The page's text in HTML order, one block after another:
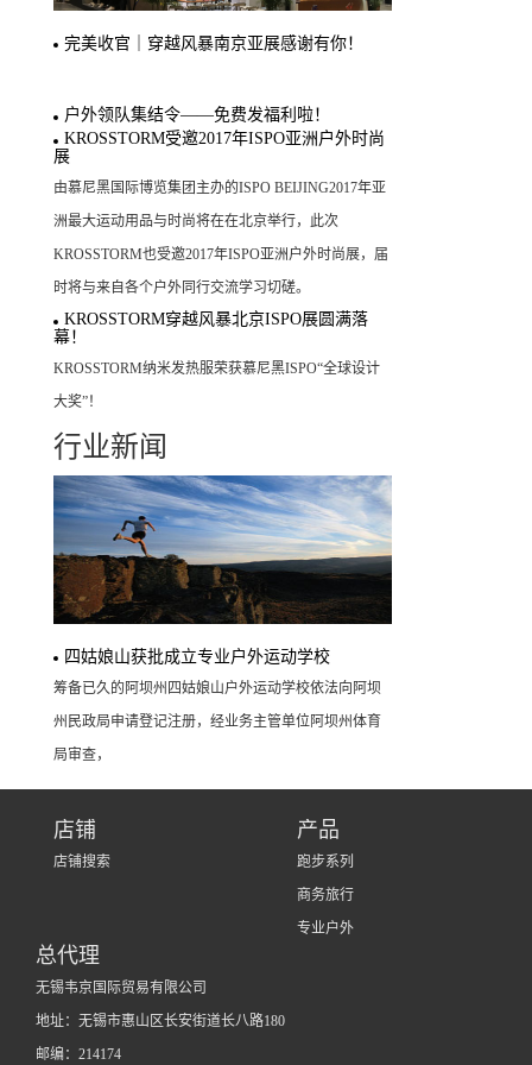
完美收官｜穿越风暴南京亚展感谢有你！
户外领队集结令——免费发福利啦！
KROSSTORM受邀2017年ISPO亚洲户外时尚
展
由慕尼黑国际博览集团主办的ISPO BEIJING2017年亚
洲最大运动用品与时尚将在在北京举行，此次
KROSSTORM也受邀2017年ISPO亚洲户外时尚展，届
时将与来自各个户外同行交流学习切磋。
KROSSTORM穿越风暴北京ISPO展圆满落
幕！
KROSSTORM纳米发热服荣获慕尼黑ISPO“全球设计
大奖”！
行业新闻
四姑娘山获批成立专业户外运动学校
筹备已久的阿坝州四姑娘山户外运动学校依法向阿坝
州民政局申请登记注册，经业务主管单位阿坝州体育
局审查，
店铺
店铺搜索
产品
跑步系列
商务旅行
专业户外
总代理
无锡韦京国际贸易有限公司
地址：无锡市惠山区长安街道长八路180
邮编：214174